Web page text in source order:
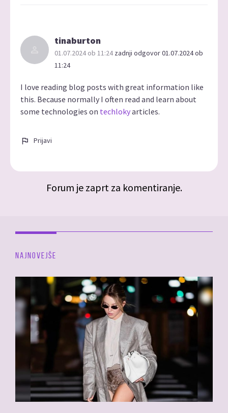
tinaburton
01.07.2024 ob 11:24 zadnji odgovor 01.07.2024 ob
11:24
I love reading blog posts with great information like
this. Because normally I often read and learn about
some technologies on techlokyarticles.
Prijavi
Forum je zaprt za komentiranje.
NAJNOVEJŠE